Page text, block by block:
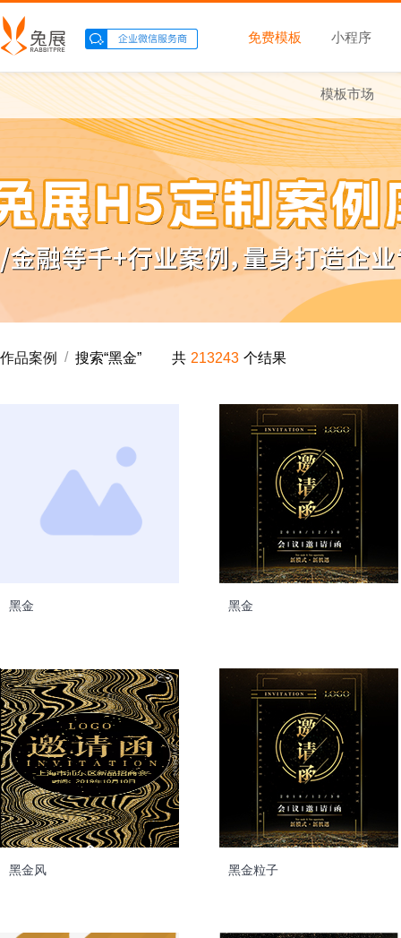
免费模板 小程序
模板市场
作品案例 / 搜索“黑金” 共 213243 个结果
黑金 黑金
黑金风 黑金粒子